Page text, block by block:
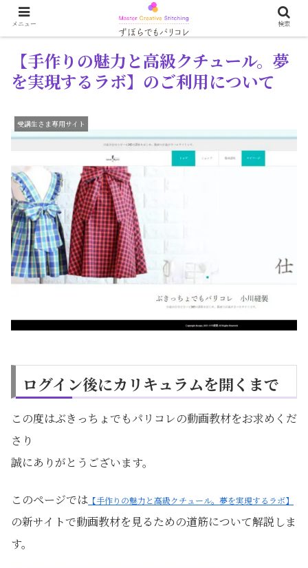
【手作りの魅力と高級クチュール。夢
を実現するラボ】のご利用について
受講生さま専用サイト
ログイン後にカリキュラムを開くまで
この度はぶきっちょでもパリコレの動画教材をお求めくだ
さり
誠にありがとうございます。
このページでは 【手作りの魅力と高級クチュール。夢を実現するラボ】
の新サイトで動画教材を見るための道筋について解説しま
す。
メニュー 検索